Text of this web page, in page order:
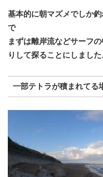
基本的に朝マズメでしか
で
まずは離岸流などサーフ
りして探ることにしました
一部テトラが積まれてる